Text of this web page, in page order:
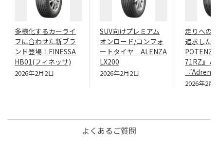
多様化するカーライ
フに合わせた新ブラ
ンド登場！FINESSA
HB01(フィネッサ)
2026年2月2日
SUV向けプレミアム
オンロード/コンフォ
ートタイヤ ALENZA
LX200
2026年2月2日
走りへの
追求した
71RZ』＆
『
2026年2月
よくあるご質問